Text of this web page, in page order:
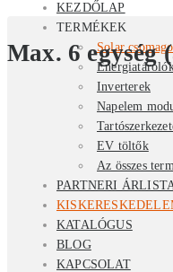
KEZDŐLAP
TERMÉKEK
Solar
Inverterek
Napelem
EV töltők
Az összes
PARTNERI
KATALÓGUS
BLOG
KAPCSOLAT
Max. 6 egység